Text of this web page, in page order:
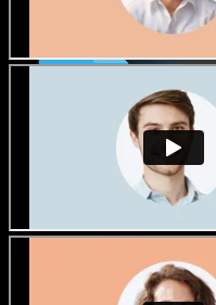
Lai valik